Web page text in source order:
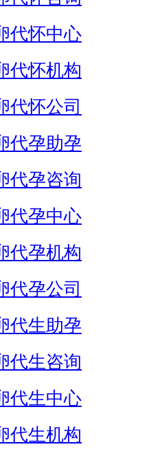
代怀中心
代怀机构
代怀公司
代孕助孕
代孕咨询
代孕中心
代孕机构
代孕公司
代生助孕
代生咨询
代生中心
代生机构